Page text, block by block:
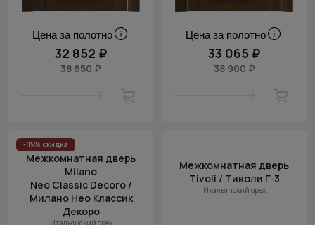
Цена за полотно
32 852 ₽
38 650 ₽
Цена за полотно
33 065 ₽
38 900 ₽
- 15% скидка
Межкомнатная дверь
Milano
Neo Classic Decoro /
Милано Нео Классик
Декоро
Итальянский орех
Межкомнатная дверь
Tivoli / Тиволи Г-3
Итальянский орех